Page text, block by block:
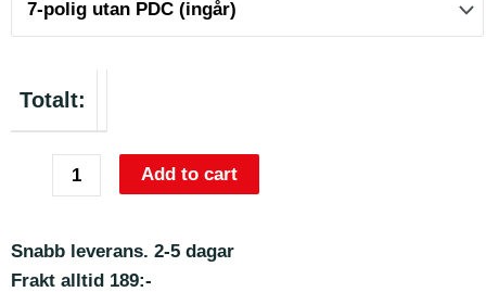
Totalt:
Add to cart
Snabb leverans. 2-5 dagar
Frakt alltid 189:-